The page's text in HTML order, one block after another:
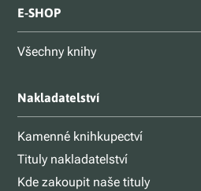
E-SHOP
Všechny knihy
Nakladatelství
Kamenné knihkupectví
Tituly nakladatelství
Kde zakoupit naše tituly